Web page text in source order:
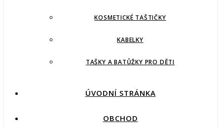
KOSMETICKÉ TAŠTIČKY
KABELKY
TAŠKY A BATŮŽKY PRO DĚTI
ÚVODNÍ STRÁNKA
OBCHOD